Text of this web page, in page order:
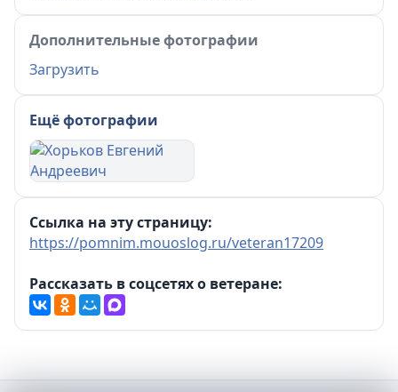
Дополнительные фотографии
Загрузить
Ещё фотографии
Ссылка на эту страницу:
https://pomnim.mouoslog.ru/veteran17209
Рассказать в соцсетях о ветеране: